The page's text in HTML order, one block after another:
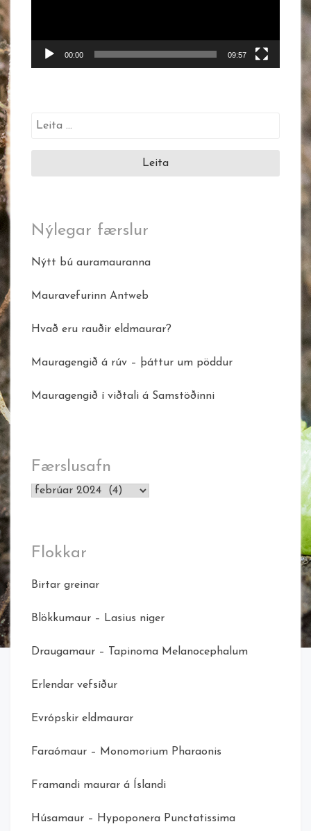
00:00 09:57
Leita
Nýlegar færslur
Nýtt bú auramauranna
Mauravefurinn Antweb
Hvað eru rauðir eldmaurar?
Mauragengið á rúv – þáttur um pöddur
Mauragengið í viðtali á Samstöðinni
Færslusafn
Færslusafn
Flokkar
Birtar greinar
Blökkumaur – Lasius niger
Draugamaur – Tapinoma Melanocephalum
Erlendar vefsíður
Evrópskir eldmaurar
Faraómaur – Monomorium Pharaonis
Framandi maurar á Íslandi
Húsamaur – Hypoponera Punctatissima